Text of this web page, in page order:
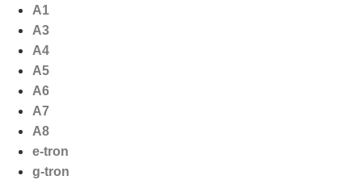
naar
inhoud
A1
A3
A4
A5
A6
A7
A8
e-tron
g-tron